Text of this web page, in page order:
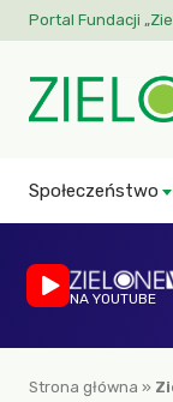
Portal Fundacji
Społeczeństwo
NA YOUTUBE
Strona główna »